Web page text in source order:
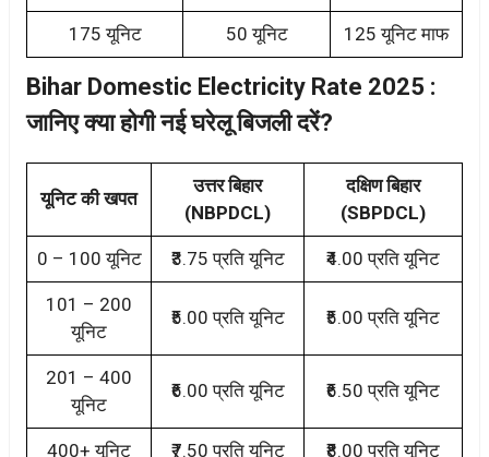
175 यूनिट 50 यूनिट 125 यूनिट माफ
Bihar Domestic Electricity Rate 2025 :
जानिए क्या होगी नई घरेलू बिजली दरें?
यूनिट की खपत
उत्तर बिहार
(NBPDCL)
दक्षिण बिहार
(SBPDCL)
0 – 100 यूनिट ₹3.75 प्रति यूनिट ₹4.00 प्रति यूनिट
101 – 200
यूनिट
₹5.00 प्रति यूनिट ₹5.00 प्रति यूनिट
201 – 400
यूनिट
₹6.00 प्रति यूनिट ₹6.50 प्रति यूनिट
400+ यूनिट ₹7.50 प्रति यूनिट ₹8.00 प्रति यूनिट